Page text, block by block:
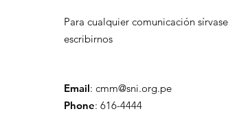
Para cualquier comunicación sírvase
escribirnos
Email: cmm@sni.org.pe
Phone: 616-4444